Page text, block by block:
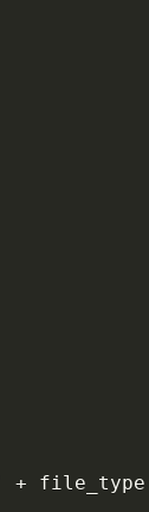
+ file_type